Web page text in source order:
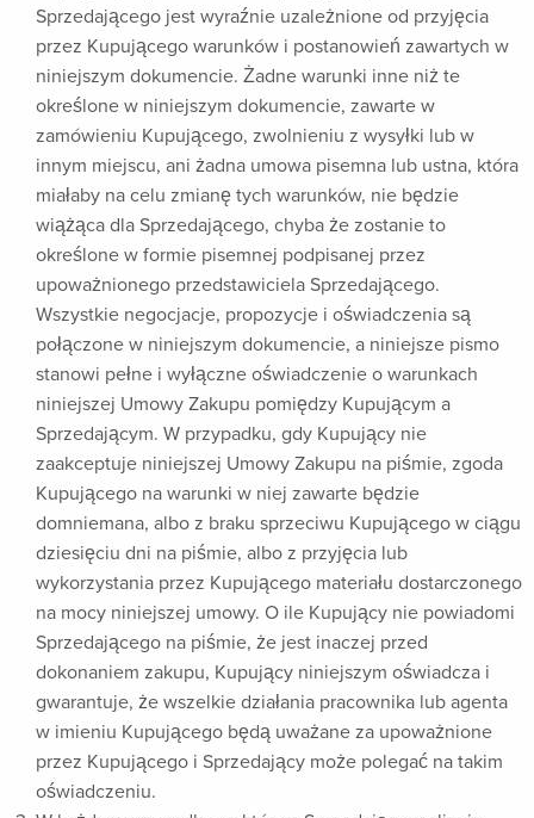
Sprzedającego jest wyraźnie uzależnione od przyjęcia
przez Kupującego warunków i postanowień zawartych w
niniejszym dokumencie. Żadne warunki inne niż te
określone w niniejszym dokumencie, zawarte w
zamówieniu Kupującego, zwolnieniu z wysyłki lub w
innym miejscu, ani żadna umowa pisemna lub ustna, która
miałaby na celu zmianę tych warunków, nie będzie
wiążąca dla Sprzedającego, chyba że zostanie to
określone w formie pisemnej podpisanej przez
upoważnionego przedstawiciela Sprzedającego.
Wszystkie negocjacje, propozycje i oświadczenia są
połączone w niniejszym dokumencie, a niniejsze pismo
stanowi pełne i wyłączne oświadczenie o warunkach
niniejszej Umowy Zakupu pomiędzy Kupującym a
Sprzedającym. W przypadku, gdy Kupujący nie
zaakceptuje niniejszej Umowy Zakupu na piśmie, zgoda
Kupującego na warunki w niej zawarte będzie
domniemana, albo z braku sprzeciwu Kupującego w ciągu
dziesięciu dni na piśmie, albo z przyjęcia lub
wykorzystania przez Kupującego materiału dostarczonego
na mocy niniejszej umowy. O ile Kupujący nie powiadomi
Sprzedającego na piśmie, że jest inaczej przed
dokonaniem zakupu, Kupujący niniejszym oświadcza i
gwarantuje, że wszelkie działania pracownika lub agenta
w imieniu Kupującego będą uważane za upoważnione
przez Kupującego i Sprzedający może polegać na takim
oświadczeniu.